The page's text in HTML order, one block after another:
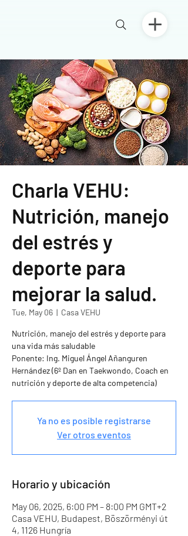
Charla VEHU:
Nutrición, manejo
del estrés y
deporte para
mejorar la salud.
Tue, May 06
  |
Casa VEHU
Nutrición, manejo del estrés y deporte para
una vida más saludable
Ponente: Ing. Miguel Ángel Añanguren
Hernández (6º Dan en Taekwondo, Coach en
nutrición y deporte de alta competencia)
Ya no es posible registrarse
Ver otros eventos
Horario y ubicación
May 06, 2025, 6:00 PM – 8:00 PM GMT+2
Casa VEHU, Budapest, Böszörményi út
4, 1126 Hungría